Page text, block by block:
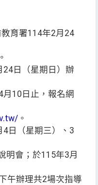
育署114年2月24
24日（星期日）辦
10日止，報名網
。
4日（星期三）、3
明會；於115年3月
午辦理共2場次指導